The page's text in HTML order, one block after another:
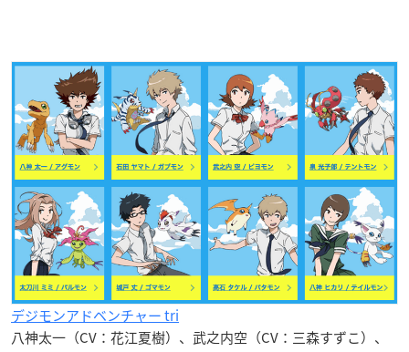
デジモンアドベンチャー tri
八神太一（CV：花江夏樹）、武之内空（CV：三森すずこ）、